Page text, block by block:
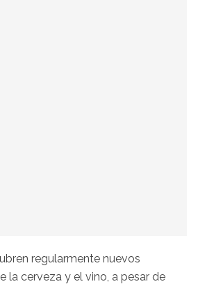
regularmente nuevos
la cerveza y el vino, a pesar de